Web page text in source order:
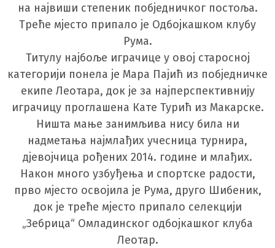
на највиши степеник побједничког постоља.
Треће мјесто припало је Одбојкашком клубу
Рума.
Титулу најбоље играчице у овој старосној
категорији понела је Мара Пајић из побједничке
екипе Леотара, док је за најперспективнију
играчицу проглашена Кате Турић из Макарске.
Ништа мање занимљива нису била ни
надметања најмлађих учесница турнира,
дјевојчица рођених 2014. године и млађих.
Након много узбуђења и спортске радости,
прво мјесто освојила је Рума, друго Шибеник,
док је треће мјесто припало селекцији
„Зебрица“ Омладинског одбојкашког клуба
Леотар.